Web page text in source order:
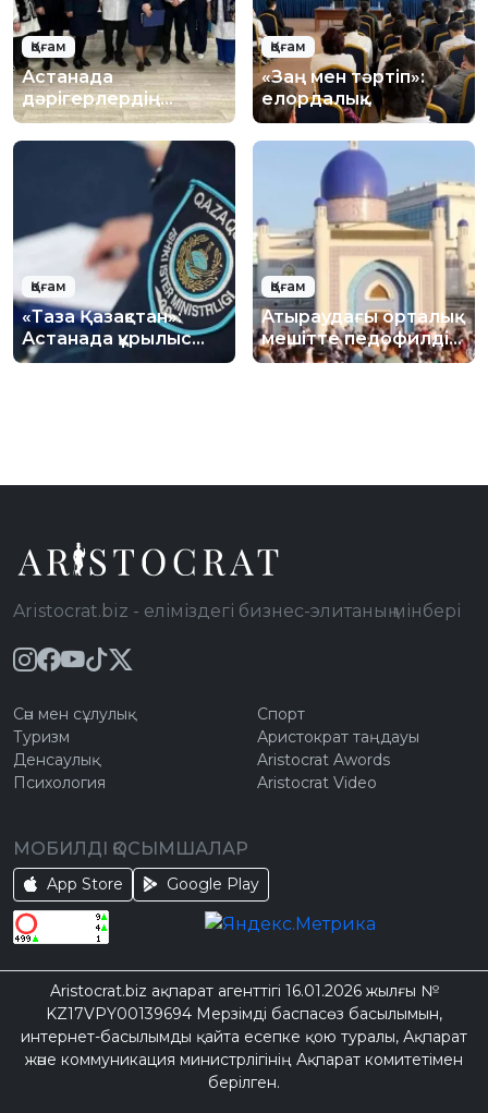
Қоғам
Астанада
дәрігерлердің
қауіпсіздігі
күшейтілуде
Қоғам
«Заң мен тәртіп»:
елордалық
оқушыларға цифрлық
қауіпсіздік бойынша
лекция өтті
Қоғам
«Таза Қазақстан»:
Астанада құрылыс
қалдықтарын заңсыз
Қоғам
Атыраудағы орталық
мешітте педофилдің
жаназасы
Aristocrat.biz - еліміздегі бизнес-элитаның мінбері
Сән мен сұлулық
Туризм
Денсаулық
Психология
Спорт
Аристократ таңдауы
Aristocrat Awords
Aristocrat Video
МОБИЛДІ ҚОСЫМШАЛАР
App Store Google Play
Aristocrat.biz ақпарат агенттігі 16.01.2026 жылғы №
KZ17VPY00139694 Мерзімді баспасөз басылымын,
интернет-басылымды қайта есепке қою туралы, Ақпарат
және коммуникация министрлігінің Ақпарат комитетімен
берілген.